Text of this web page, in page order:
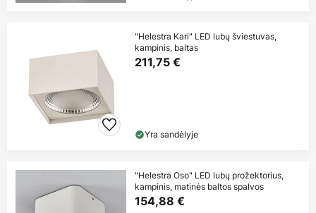
"Helestra Kari" LED lubų šviestuvas,
kampinis, baltas
211,75 €
Yra sandėlyje
"Helestra Oso" LED lubų prožektorius,
kampinis, matinės baltos spalvos
154,88 €